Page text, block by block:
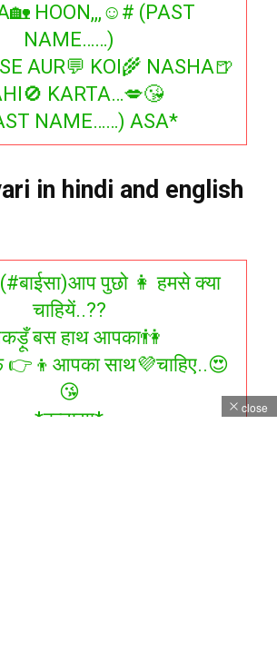
HOON,,,☺# (PAST
NAME……)
AUR💬 KOI🌾 NASHA🍺
KARTA…💋😘
NAME……) ASA*
in hindi and english
पुछो 👩 हमसे क्या
चाहियें..??
बस हाथ आपका👫
👉👦आपका साथ💜चाहिए..😍
😘
*बन्नासा*
close